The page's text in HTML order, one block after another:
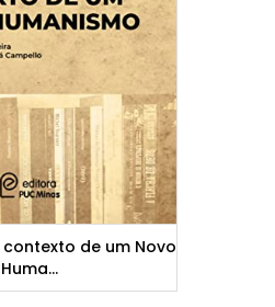
de um Novo
Huma...